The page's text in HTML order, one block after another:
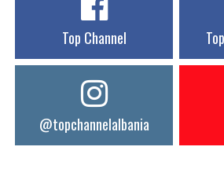
Top Channel
@topchannelalbania